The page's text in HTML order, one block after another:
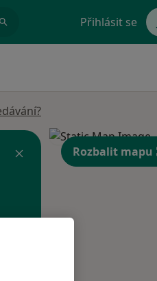
Přihlásit se
Rozbalit mapu